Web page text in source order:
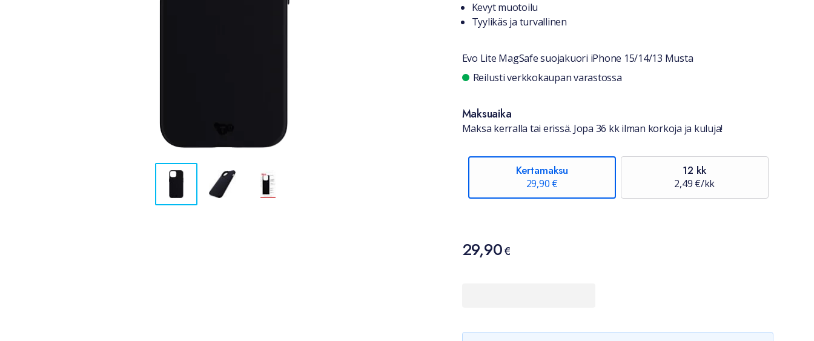
Kevyt muotoilu
Tyylikäs ja turvallinen
Evo Lite MagSafe suojakuori iPhone 15/14/13 Musta
Saatavuustiedot
Reilusti verkkokaupan varastossa
Maksuaika
Maksa kerralla tai erissä. Jopa 36 kk ilman korkoja ja kuluja!
Kertamaksu
29,90 €
12 kk
2,49 €/kk
Hinta
29,90 €
29,90€